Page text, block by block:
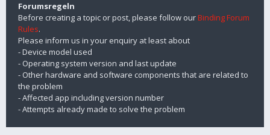
Forumsregeln
Before creating a topic or post, please follow ourBinding Forum
Rules.
Please inform us in your enquiry at least about
- Device model used
- Operating system version and last update
- Other hardware and software components that are related to
the problem
- Affected app including version number
- Attempts already made to solve the problem